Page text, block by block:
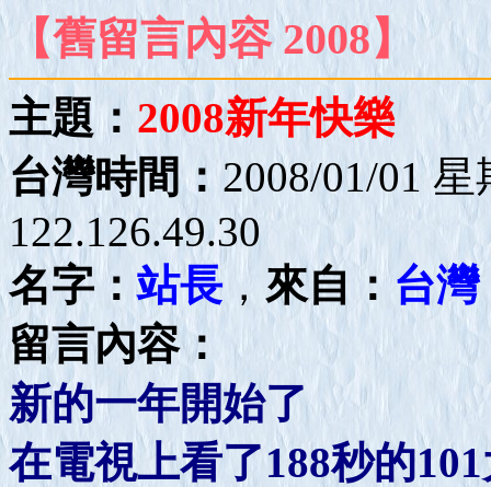
【舊留言內容 2008】
主題： 2008新年快樂
台灣時間： 2008/01/01
122.126.49.30
名字：站長， 來自：台灣
留言內容：
新的一年開始了
在電視上看了188秒的